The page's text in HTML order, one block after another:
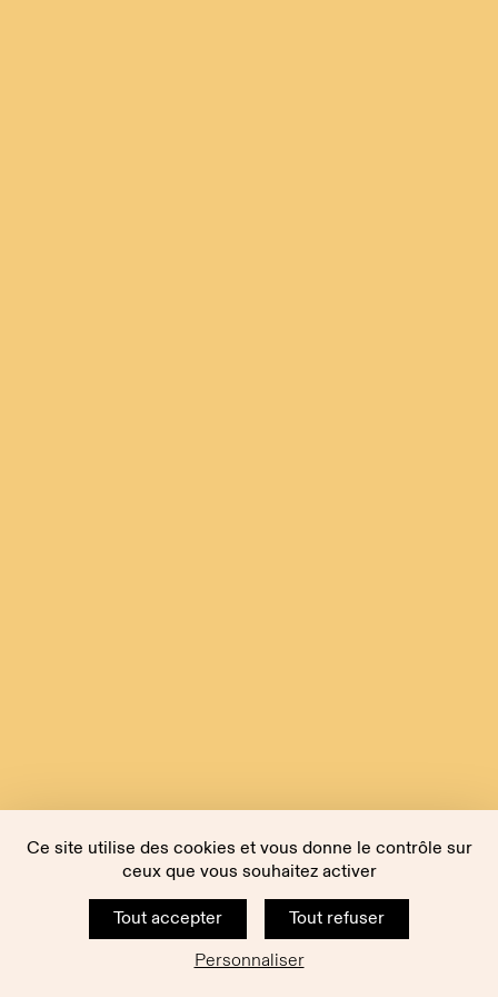
Ce site utilise des cookies et vous donne le contrôle sur
ceux que vous souhaitez activer
Tout accepter
Tout refuser
Personnaliser